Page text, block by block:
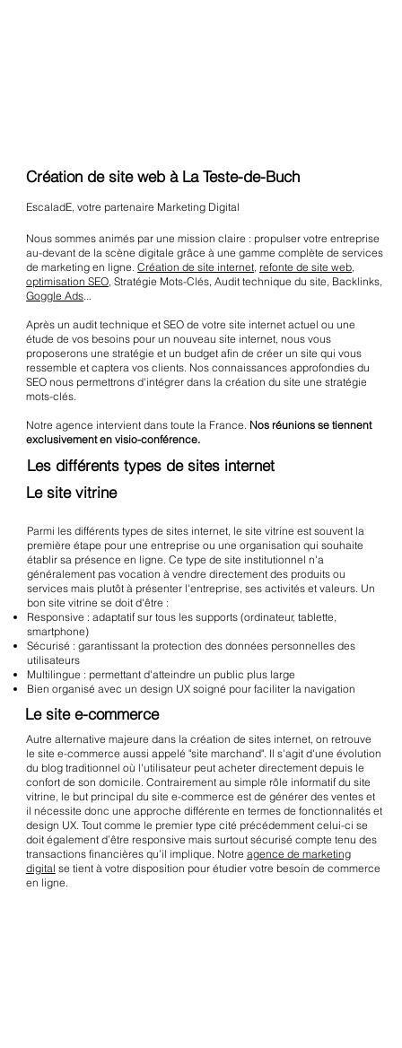
Création de site web à La Teste-de-Buch
EscaladE, votre partenaire Marketing Digital
Nous sommes animés par une mission claire : propulser votre entreprise
au-devant de la scène digitale grâce à une gamme complète de services
de marketing en ligne.Création de site internet ,refonte de site web
optimisation SEO , Stratégie Mots-Clés, Audit technique du site, Backlinks,
Goggle Ads
Après un audit technique et SEO de votre site internet actuel ou une
étude de vos besoins pour un nouveau site internet, nous vous
proposerons une stratégie et un budget afin de créer un site qui vous
ressemble et captera vos clients. Nos connaissances approfondies du
SEO nous permettrons d'intégrer dans la création du site une stratégie
mots-clés.
Notre agence intervient dans toute la France. Nos réunions se tiennent
exclusivement en visio-conférence.
Les différents types de sites internet
Le site vitrine
Parmi les différents types de sites internet, le site vitrine est souvent la
première étape pour une entreprise ou une organisation qui souhaite
établir sa présence en ligne. Ce type de site institutionnel n'a
généralement pas vocation à vendre directement des produits ou
services mais plutôt à présenter l'entreprise, ses activités et valeurs. Un
bon site vitrine se doit d'être :
Responsive : adaptatif sur tous les supports (ordinateur, tablette,
smartphone)
Sécurisé : garantissant la protection des données personnelles des
utilisateurs
Multilingue : permettant d'atteindre un public plus large
Bien organisé avec un design UX soigné pour faciliter la navigation
Le site e-commerce
Autre alternative majeure dans la création de sites internet, on retrouve
le site e-commerce aussi appelé "site marchand". Il s'agit d'une évolution
du blog traditionnel où l'utilisateur peut acheter directement depuis le
confort de son domicile. Contrairement au simple rôle informatif du site
vitrine, le but principal du site e-commerce est de générer des ventes et
il nécessite donc une approche différente en termes de fonctionnalités et
design UX. Tout comme le premier type cité précédemment celui-ci se
doit également d’être responsive mais surtout sécurisé compte tenu des
transactions financières qu’il implique. Notre agence de marketing
digital se tient à votre disposition pour étudier votre besoin de commerce
en ligne.